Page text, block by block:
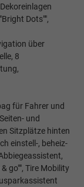
Dots"",
über
8
für Fahrer und
und
Sitzplätze hinten
einstell-, beheiz-
go"", Tire Mobility